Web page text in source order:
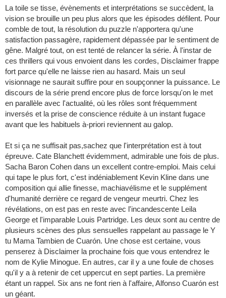
La toile se tisse, évènements et interprétations se succèdent, la
vision se brouille un peu plus alors que les épisodes défilent. Pour
comble de tout, la résolution du puzzle n'apportera qu'une
satisfaction passagère, rapidement dépassée par le sentiment de
gêne. Malgré tout, on est tenté de relancer la série. À l'instar de
ces thrillers qui vous envoient dans les cordes, Disclaimer frappe
fort parce qu'elle ne laisse rien au hasard. Mais un seul
visionnage ne saurait suffire pour en soupçonner la puissance. Le
discours de la série prend encore plus de force lorsqu'on le met
en parallèle avec l'actualité, où les rôles sont fréquemment
inversés et la prise de conscience réduite à un instant fugace
avant que les habituels à-priori reviennent au galop.
Et si ça ne suffisait pas,sachez que l'interprétation est à tout
épreuve. Cate Blanchett évidemment, admirable une fois de plus.
Sacha Baron Cohen dans un excellent contre-emploi. Mais celui
qui tape le plus fort, c'est indéniablement Kevin Kline dans une
composition qui allie finesse, machiavélisme et le supplément
d'humanité derrière ce regard de vengeur meurtri. Chez les
révélations, on est pas en reste avec l'incandescente Leila
George et l'imparable Louis Partridge. Les deux sont au centre de
plusieurs scènes des plus sensuelles rappelant au passage le Y
tu Mama Tambien de Cuarón. Une chose est certaine, vous
penserez à Disclaimer la prochaine fois que vous entendrez le
nom de Kylie Minogue. En autres, car il y a une foule de choses
qu'il y a à retenir de cet uppercut en sept parties. La première
étant un rappel. Six ans ne font rien à l'affaire, Alfonso Cuarón est
un géant.